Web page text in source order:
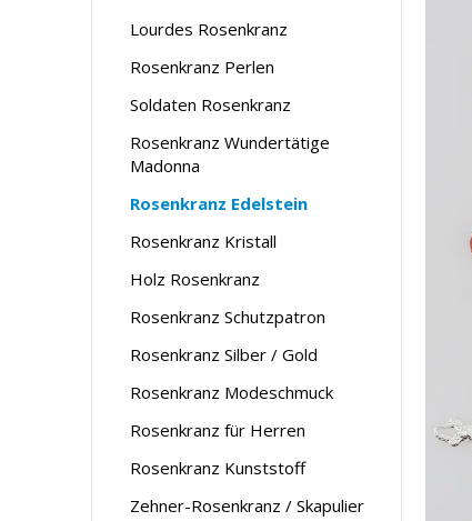
Lourdes Rosenkranz
Rosenkranz Perlen
Soldaten Rosenkranz
Rosenkranz Wundertätige
Madonna
Rosenkranz Edelstein
Rosenkranz Kristall
Holz Rosenkranz
Rosenkranz Schutzpatron
Rosenkranz Silber / Gold
Rosenkranz Modeschmuck
Rosenkranz für Herren
Rosenkranz Kunststoff
Zehner-Rosenkranz / Skapulier